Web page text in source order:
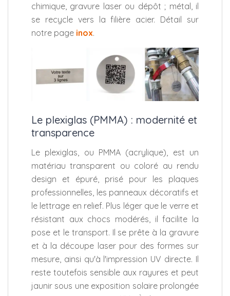
chimique, gravure laser ou dépôt ; métal, il
se recycle vers la filière acier. Détail sur
notre page inox.
Le plexiglas (PMMA) : modernité et
transparence
Le plexiglas, ou PMMA (acrylique), est un
matériau transparent ou coloré au rendu
design et épuré, prisé pour les plaques
professionnelles, les panneaux décoratifs et
le lettrage en relief. Plus léger que le verre et
résistant aux chocs modérés, il facilite la
pose et le transport. Il se prête à la gravure
et à la découpe laser pour des formes sur
mesure, ainsi qu'à l'impression UV directe. Il
reste toutefois sensible aux rayures et peut
jaunir sous une exposition solaire prolongée